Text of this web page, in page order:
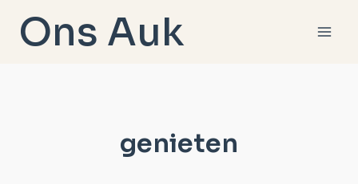
naarOns Auk
genieten